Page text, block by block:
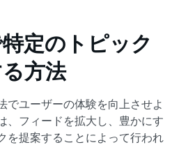
定のトピック
方法
でユーザーの体験を向上させよ
、フィードを拡大し、豊かにす
を提案することによって行われ